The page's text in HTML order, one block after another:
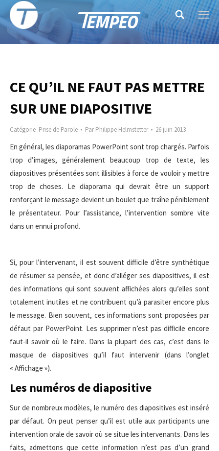
Search:
CE QU’IL NE FAUT PAS METTRE
SUR UNE DIAPOSITIVE
Catégorie Prise de Parole ParPhilippe Helmstetter 26 juin 2013
En général, les diaporamas PowerPoint sont trop chargés. Parfois
trop d’images, généralement beaucoup trop de texte, les
diapositives présentées sont illisibles à force de vouloir y mettre
trop de choses. Le diaporama qui devrait être un support
renforçant le message devient un boulet que traîne péniblement
le présentateur. Pour l’assistance, l’intervention sombre vite
dans un ennui profond.
Si, pour l’intervenant, il est souvent difficile d’être synthétique
de résumer sa pensée, et donc d’alléger ses diapositives, il est
des informations qui sont souvent affichées alors qu’elles sont
totalement inutiles et ne contribuent qu’à parasiter encore plus
le message. Bien souvent, ces informations sont proposées par
défaut par PowerPoint. Les supprimer n’est pas difficile encore
faut-il savoir où le faire. Dans la plupart des cas, c’est dans le
masque de diapositives qu’il faut intervenir (dans l’onglet
« Affichage »).
Les numéros de diapositive
Sur de nombreux modèles, le numéro des diapositives est inséré
par défaut. On peut penser qu’il est utile aux participants une
intervention orale de savoir où se situe les intervenants. Dans les
faits, admettons que cette information n’est pas d’un grand